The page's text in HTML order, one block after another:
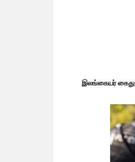
இலங்கையர் கைது